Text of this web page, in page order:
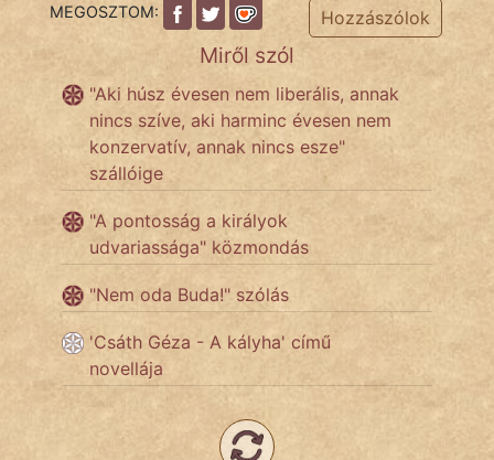
MEGOSZTOM: Hozzászólok
Miről szól
"Aki húsz évesen nem liberális, annak
nincs szíve, aki harminc évesen nem
konzervatív, annak nincs esze"
szállóige
"A pontosság a királyok
udvariassága" közmondás
"Nem oda Buda!" szólás
'Csáth Géza - A kályha' című
novellája